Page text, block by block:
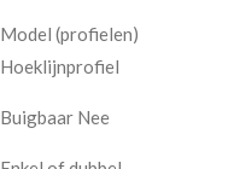
Model (profielen)
Hoeklijnprofiel
Buigbaar Nee